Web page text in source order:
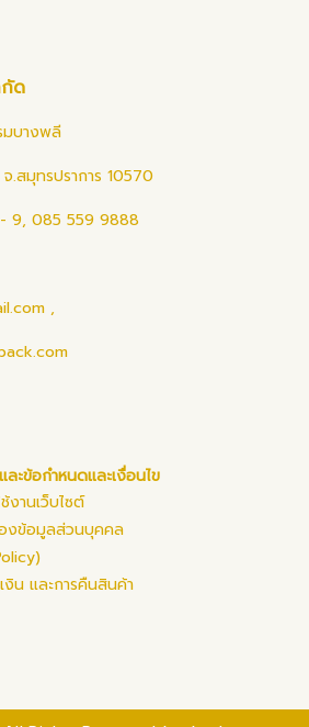
ด
มบางพลี
.สมุทรปราการ 10570
9, 085 559 9888
,
ะข้อกำหนดและเงื่อนไข
งานเว็บไซต์
งข้อมูลส่วนบุคคล
งิน และการคืนสินค้า